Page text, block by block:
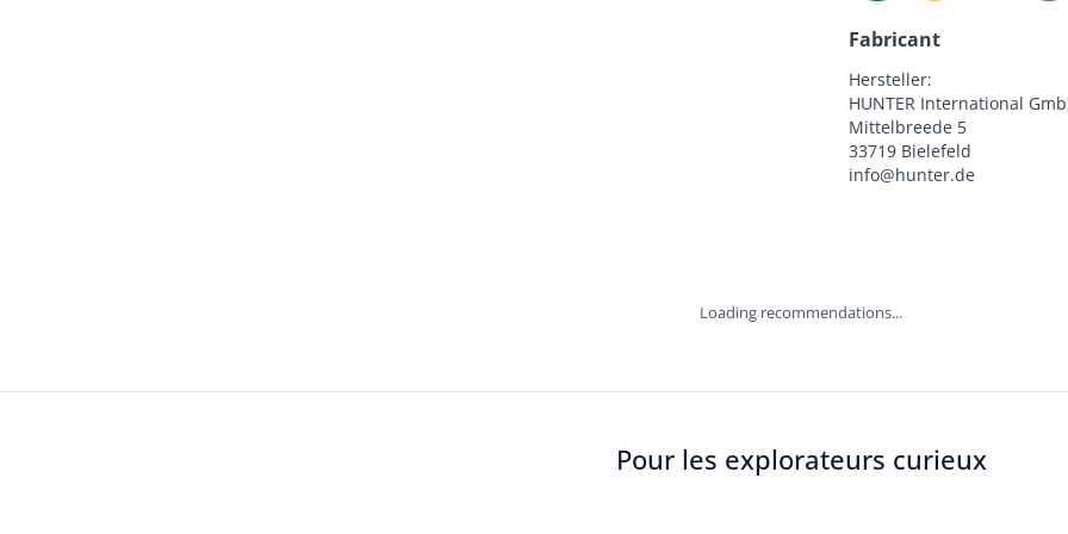
Fabricant
Hersteller:
HUNTER International
Mittelbreede 5
33719 Bielefeld
info@hunter.de
Loading recommendations...
Pour les explorateurs curieux